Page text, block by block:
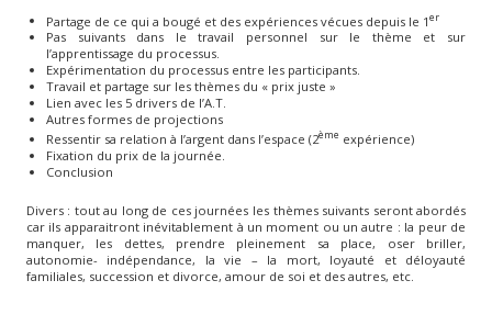
Partage de ce qui a bougé et des expériences vécues depuis le 1er
Pas suivants dans le travail personnel sur le thème et sur
l’apprentissage du processus.
Expérimentation du processus entre les participants.
Travail et partage sur les thèmes du « prix juste »
Lien avec les 5 drivers de l’A.T.
Autres formes de projections
Ressentir sa relation à l’argent dans l’espace (2ème expérience)
Fixation du prix de la journée.
Conclusion
Divers : tout au long de ces journées les thèmes suivants seront abordés
car ils apparaitront inévitablement à un moment ou un autre : la peur de
manquer, les dettes, prendre pleinement sa place, oser briller,
autonomie- indépendance, la vie – la mort, loyauté et déloyauté
familiales, succession et divorce, amour de soi et des autres, etc.